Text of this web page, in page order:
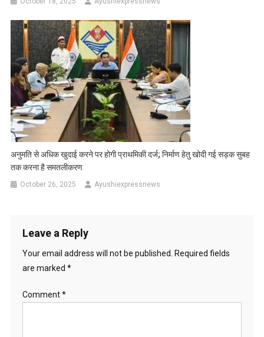
अनुमति से अधिक खुदाई करने पर होगी प्राथमिकी दर्ज; निर्माण हेतु खोदी गई सड़क सुबह
तक करना है समतलीकरण
October 26, 2025 Ayushiexpressnews
Leave a Reply
Your email address will not be published.
Required fields
are marked *
Comment*